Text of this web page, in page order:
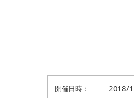
開催日時： 2018/